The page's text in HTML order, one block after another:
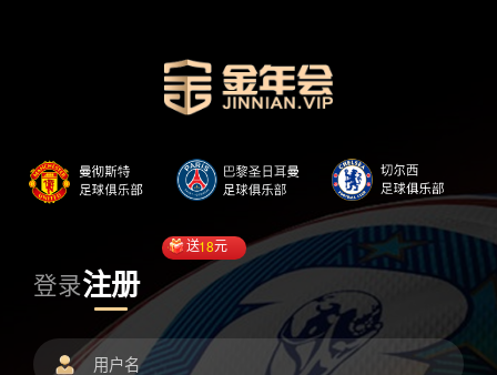
登录注册
送18元